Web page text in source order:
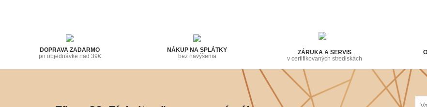
DOPRAVA ZADARMO
pri objednávke nad 39€
NÁKUP NA SPLÁTKY
bez navýšenia
ZÁRUKA A SERVIS
v certifikovaných strediskách